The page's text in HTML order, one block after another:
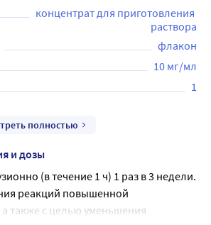
концентрат для приготовления
раствора
флакон
10 мг/мл
1
полностью
и дозы
(в течение 1 ч) 1 раз в 3 недели.
реакций повышенной
а также с целью уменьшения